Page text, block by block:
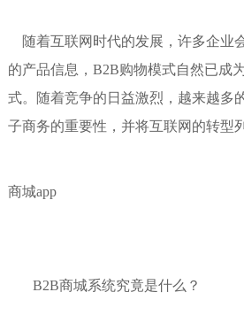
随着互联网 时代的发展，许多企业
的产品信息，B2B购物模式自然已成
式。随着竞争的日益激烈，越来越多
子商务的重要性，并将互联网的转型
商城app
B2B商城系统究竟是什么？